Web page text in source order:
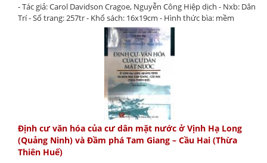
- Tác giả: Carol Davidson Cragoe, Nguyễn Công Hiệp dịch - Nxb: Dân
Trí - Số trang: 257tr - Khổ sách: 16x19cm - Hình thức bìa: mềm
Định cư văn hóa của cư dân mặt nước ở Vịnh Hạ Long
(Quảng Ninh) và Đầm phá Tam Giang – Cầu Hai (Thừa
Thiên Huế)